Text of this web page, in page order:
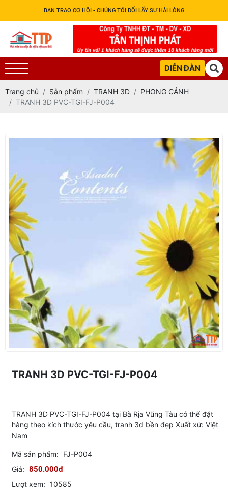
BẠN TRAO CƠ HỘI - CHÚNG TÔI ĐỔI LẤY SỰ HÀI LÒNG
DIỄN ĐÀN
Trang chủ Sản phẩm TRANH 3D
PHONG CẢNH
TRANH 3D PVC-TGI-FJ-P004
TRANH 3D PVC-TGI-FJ-P004
TRANH 3D PVC-TGI-FJ-P004 tại Bà Rịa Vũng Tàu có thể đặt
hàng theo kích thước yêu cầu, tranh 3d bền đẹp Xuất xứ: Việt
Nam
Mã sản phẩm:
FJ-P004
Giá: 850.000đ
Lượt xem: 10585